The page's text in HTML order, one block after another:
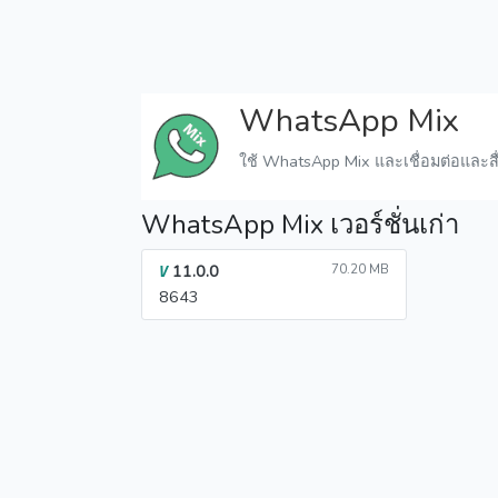
WhatsApp Mix
ใช้ WhatsApp Mix และเชื่อมต่อแล
WhatsApp Mix เวอร์ชั่นเก่า
V11.0.0 70.20 MB
8643